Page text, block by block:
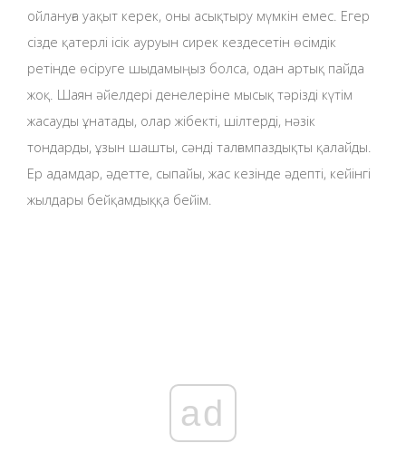
ойлануға уақыт керек, оны асықтыру мүмкін емес. Егер
сізде қатерлі ісік ауруын сирек кездесетін өсімдік
ретінде өсіруге шыдамыңыз болса, одан артық пайда
жоқ. Шаян әйелдері денелеріне мысық тәрізді күтім
жасауды ұнатады, олар жібекті, шілтерді, нәзік
тондарды, ұзын шашты, сәнді талғампаздықты қалайды.
Ер адамдар, әдетте, сыпайы, жас кезінде әдепті, кейінгі
жылдары бейқамдыққа бейім.
ad